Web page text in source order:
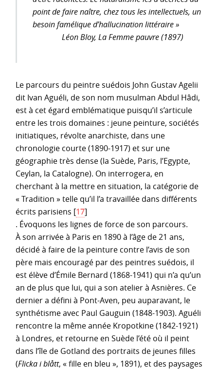
point de faire naître, chez tous les intellectuels, un
besoin famélique d’hallucination littéraire »
Léon Bloy, La Femme pauvre(1897)
Le parcours du peintre suédois John Gustav Agelii
dit Ivan Aguéli, de son nom musulman Abdul Hâdi,
est à cet égard emblématique puisqu’il s’articule
entre les trois domaines : jeune peinture, sociétés
initiatiques, révolte anarchiste, dans une
chronologie courte (1890-1917) et sur une
géographie très dense (la Suède, Paris, l’Egypte,
Ceylan, la Catalogne). On interrogera, en
cherchant à la mettre en situation, la catégorie de
« Tradition » telle qu’il l’a travaillée dans différents
écrits parisiens [17]
. Évoquons les lignes de force de son parcours.
À son arrivée à Paris en 1890 à l’âge de 21 ans,
décidé à faire de la peinture contre l’avis de son
père mais encouragé par des peintres suédois, il
est élève d’Émile Bernard (1868-1941) qui n’a qu’un
an de plus que lui, qui a son atelier à Asnières. Ce
dernier a défini à Pont-Aven, peu auparavant, le
synthétisme avec Paul Gauguin (1848-1903). Aguéli
rencontre la même année Kropotkine (1842-1921)
à Londres, et retourne en Suède l’été où il peint
dans l’île de Gotland des portraits de jeunes filles
(Flicka i blått, « fille en bleu », 1891), et des paysages